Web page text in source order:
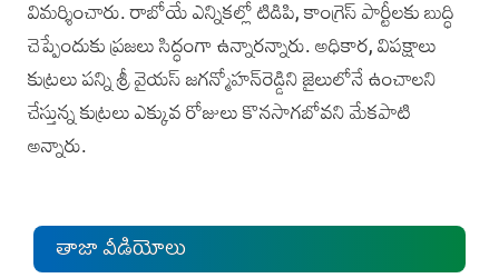
విమర్శించారు. రాబోయే ఎన్నికల్లో టిడిపి, కాంగ్రెస్‌ పార్టీలకు బుద్ధి
చెప్పేందుకు ప్రజలు సిద్ధంగా ఉన్నారన్నారు. అధికార, విపక్షాలు
కుట్రలు పన్ని శ్రీ వైయస్ జగ‌న్మోహన్‌రెడ్డిని జైలులోనే ఉంచాలని
చేస్తున్న కుట్రలు ఎక్కువ రోజులు కొనసాగబోవని మేకపాటి
అన్నారు.
తాజా వీడియోలు